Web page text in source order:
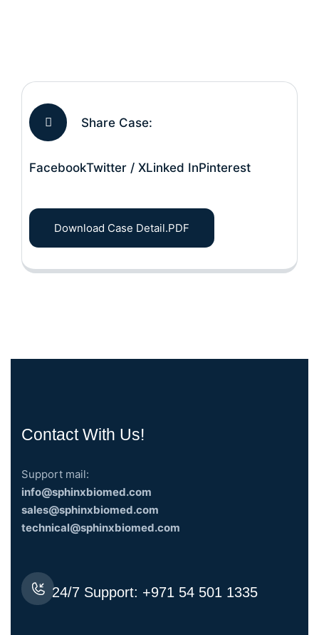
Share Case:
FacebookTwitter / XLinked InPinterest
Download Case Detail.PDF
Contact With Us!
Support mail:
info@sphinxbiomed.com
sales@sphinxbiomed.com
technical@sphinxbiomed.com
24/7 Support: +971 54 501 1335